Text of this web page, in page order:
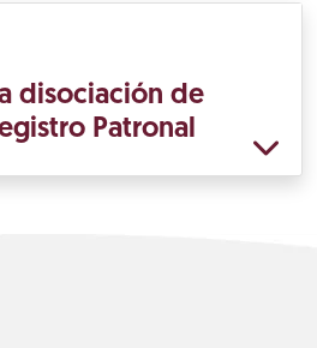
disociación de
Patronal